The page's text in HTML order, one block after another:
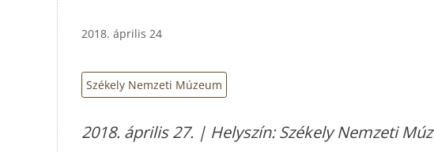
2018. április 24
Székely Nemzeti Múzeum
2018. április 27. | Helyszín: Székely Nemzeti